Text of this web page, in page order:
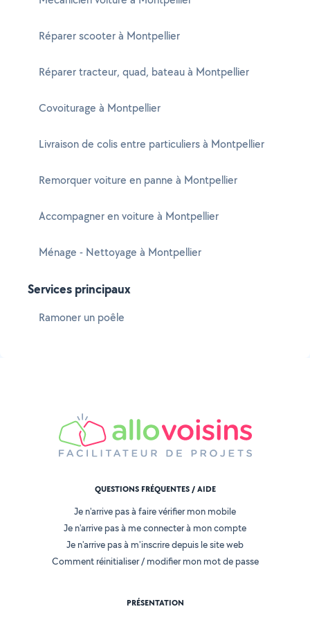
Réparer scooter à Montpellier
Réparer tracteur, quad, bateau à Montpellier
Covoiturage à Montpellier
Livraison de colis entre particuliers à Montpellier
Remorquer voiture en panne à Montpellier
Accompagner en voiture à Montpellier
Ménage - Nettoyage à Montpellier
Services principaux
Ramoner un poêle
QUESTIONS FRÉQUENTES / AIDE
Je n'arrive pas à faire vérifier mon mobile
Je n'arrive pas à me connecter à mon compte
Je n'arrive pas à m'inscrire depuis le site web
Comment réinitialiser / modifier mon mot de passe
PRÉSENTATION